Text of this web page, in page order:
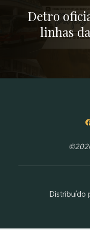
Detro
linhas
Distribuído